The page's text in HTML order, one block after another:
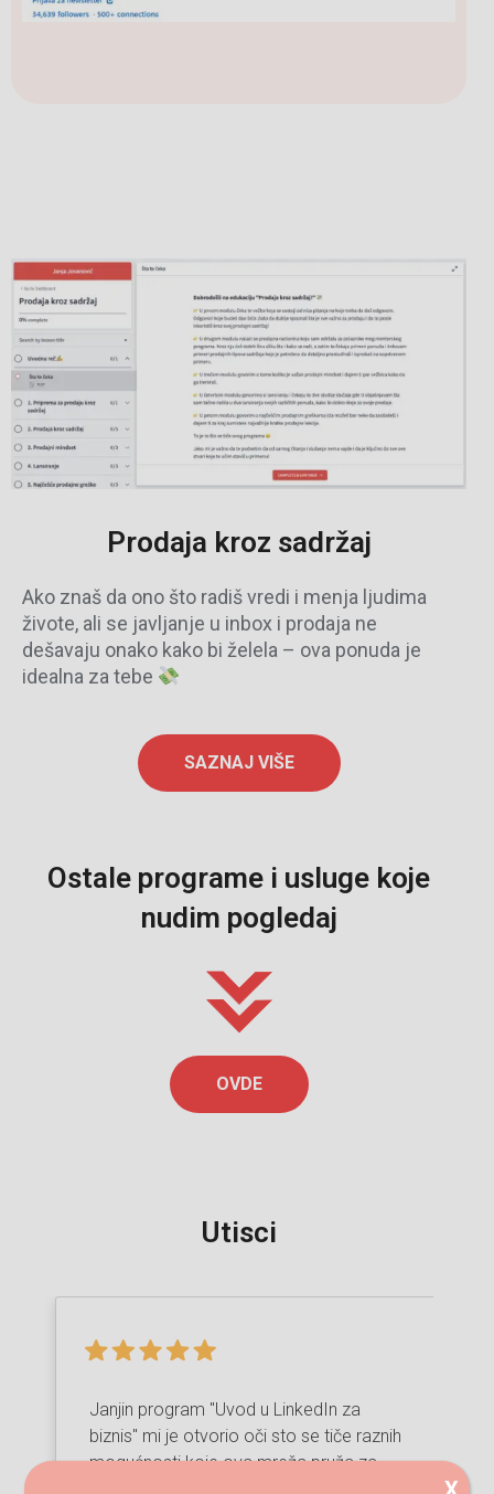
Prodaja kroz sadržaj
Ako znaš da ono što radiš vredi i menja ljudima
živote, ali se javljanje u inbox i prodaja ne
dešavaju onako kako bi želela – ova ponuda je
idealna za tebe
SAZNAJ VIŠE
Ostale programe i usluge koje
nudim pogledaj
OVDE
Utisci
Janjin program "Uvod u LinkedIn za
biznis" mi je otvorio oči sto se tiče raznih
mogućnosti koje ova mreža pruža za
Linkedin za